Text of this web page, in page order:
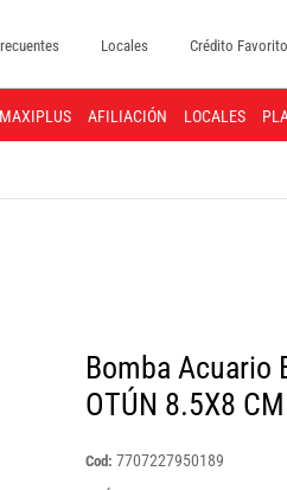
Locales Crédito Favorito
MAXIPLUS AFILIACIÓN LOCALES
Bomba Acuario
OTÚN 8.5X8 CM
Cod: 7707227950189